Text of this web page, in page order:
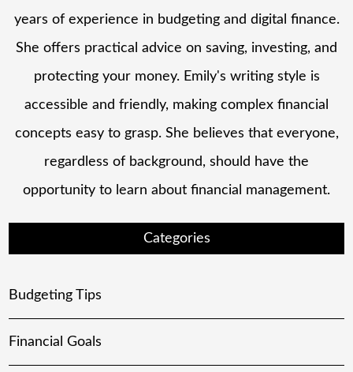
years of experience in budgeting and digital finance.
She offers practical advice on saving, investing, and
protecting your money. Emily's writing style is
accessible and friendly, making complex financial
concepts easy to grasp. She believes that everyone,
regardless of background, should have the
opportunity to learn about financial management.
Categories
Budgeting Tips
Financial Goals